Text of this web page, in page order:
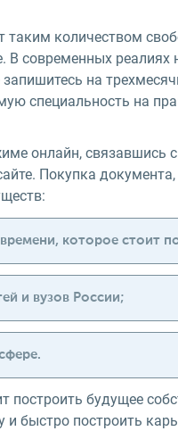
количеством
В современных
на
специальность на
онлайн, связавшись
Покупка
которое стоит
и вузов России;
построить будущее
быстро построить